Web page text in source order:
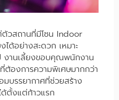
วสถานที่มีโซน Indoor
ได้อย่างสะดวก เหมาะ
งานเลี้ยงขอบคุณพนักงาน
องการความพิเศษมากกว่า
บรรยากาศที่ช่วยสร้าง
ด้ตั้งแต่ก้าวแรก